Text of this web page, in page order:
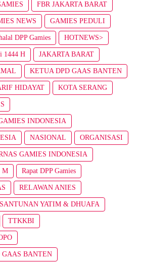
FBR JAKARTA BARAT
NEWS GAMIES PEDULI
DPP Gamies HOTNEWS>
1444 H JAKARTA BARAT
KETUA DPD GAAS BANTEN
HIDAYAT KOTA SERANG
INDONESIA
NASIONAL ORGANISASI
GAMIES INDONESIA
M Rapat DPP Gamies
RELAWAN ANIES
SANTUNAN YATIM & DHUAFA
TTKKBI
BANTEN